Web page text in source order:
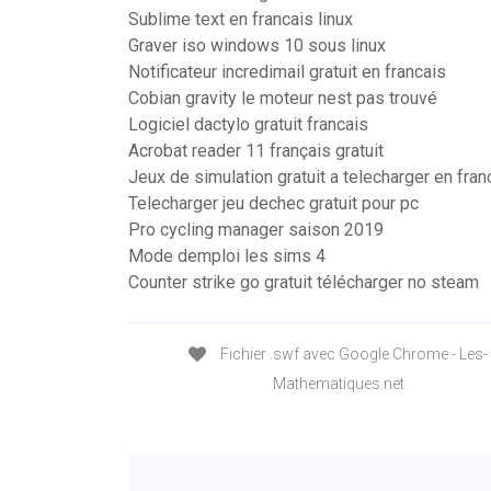
Sublime text en francais linux
Graver iso windows 10 sous linux
Notificateur incredimail gratuit en francais
Cobian gravity le moteur nest pas trouvé
Logiciel dactylo gratuit francais
Acrobat reader 11 français gratuit
Jeux de simulation gratuit a telecharger en
Telecharger jeu dechec gratuit pour pc
Pro cycling manager saison 2019
Mode demploi les sims 4
Counter strike go gratuit télécharger no steam
Fichier .swf avec Google Chrome - Les-
Mathematiques.net